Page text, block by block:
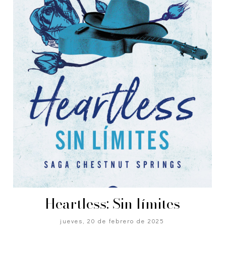
Heartless: Sin límites
jueves, 20 de febrero de 2025